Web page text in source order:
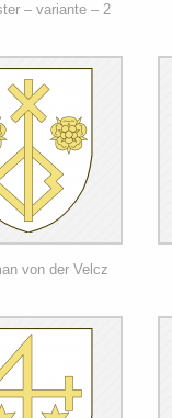
– variante – 2
von der Velcz